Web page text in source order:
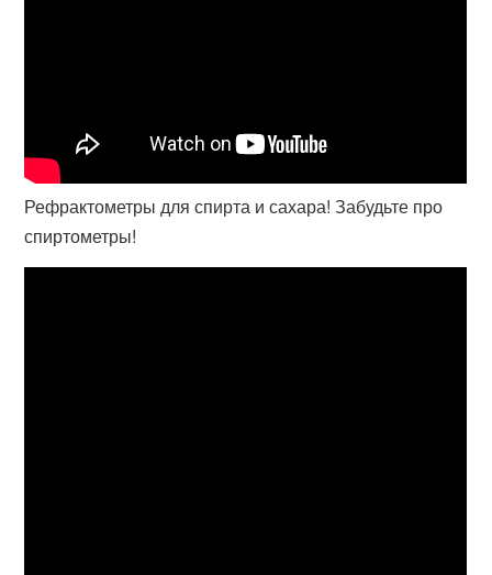
Рефрактометры для спирта и сахара! Забудьте про
спиртометры!